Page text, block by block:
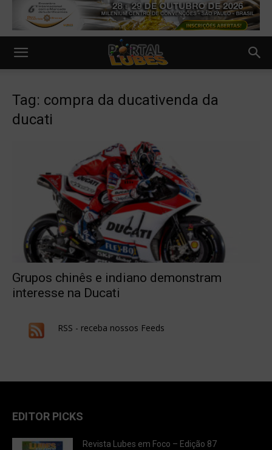
Tag: compra da ducativenda da
ducati
Grupos chinês e indiano demonstram
interesse na Ducati
RSS - receba nossos Feeds
EDITOR PICKS
Revista Lubes em Foco – Edição 87